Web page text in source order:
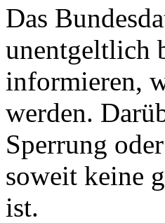
Das
unentgeltlich
informieren,
werden.
Sperrung
soweit keine
ist.